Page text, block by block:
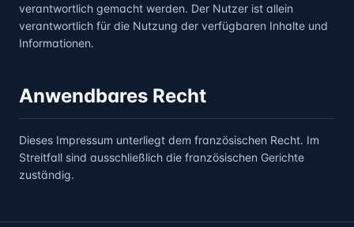
verantwortlich gemacht werden. Der Nutzer ist allein
verantwortlich für die Nutzung der verfügbaren Inhalte und
Informationen.
Anwendbares Recht
Dieses Impressum unterliegt dem französischen Recht. Im
Streitfall sind ausschließlich die französischen Gerichte
zuständig.